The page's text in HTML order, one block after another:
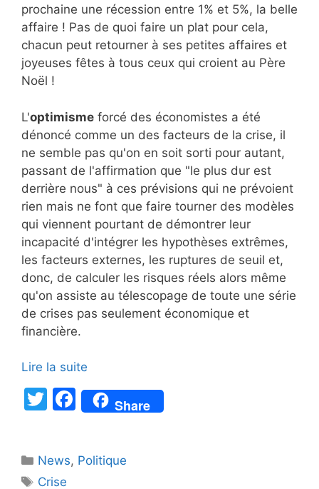
prochaine une récession entre 1% et 5%, la belle
affaire ! Pas de quoi faire un plat pour cela,
chacun peut retourner à ses petites affaires et
joyeuses fêtes à tous ceux qui croient au Père
Noël !
L'optimisme forcé des économistes a été
dénoncé comme un des facteurs de la crise, il
ne semble pas qu'on en soit sorti pour autant,
passant de l'affirmation que "le plus dur est
derrière nous" à ces prévisions qui ne prévoient
rien mais ne font que faire tourner des modèles
qui viennent pourtant de démontrer leur
incapacité d'intégrer les hypothèses extrêmes,
les facteurs externes, les ruptures de seuil et,
donc, de calculer les risques réels alors même
qu'on assiste au télescopage de toute une série
de crises pas seulement économique et
financière.
Lire la suite
T
er
F
a
e
Share
Catégories
News, Politique
Étiquettes
Crise